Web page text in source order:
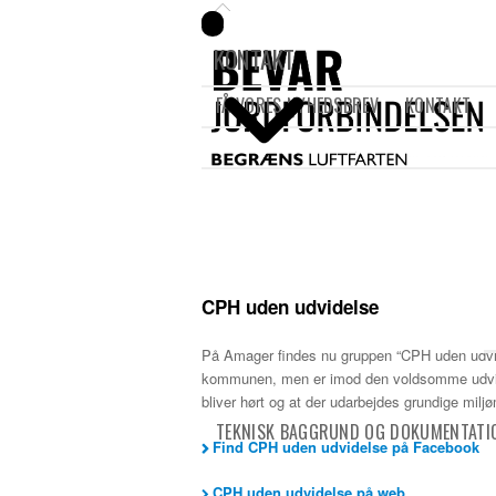
KONTAKT
FÅ VORES NYHEDSBREV KONTAKT
TEKNISK BAGGRUND OG
CPH uden udvidelse
På Amager findes nu gruppen “CPH uden
kommunen, men er imod den voldsomme
bliver hørt og at der udarbejdes grundige
Find CPH uden udvidelse på Facebook